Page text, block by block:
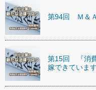
第94回 Ｍ＆
第15回 『消
嫁できていま